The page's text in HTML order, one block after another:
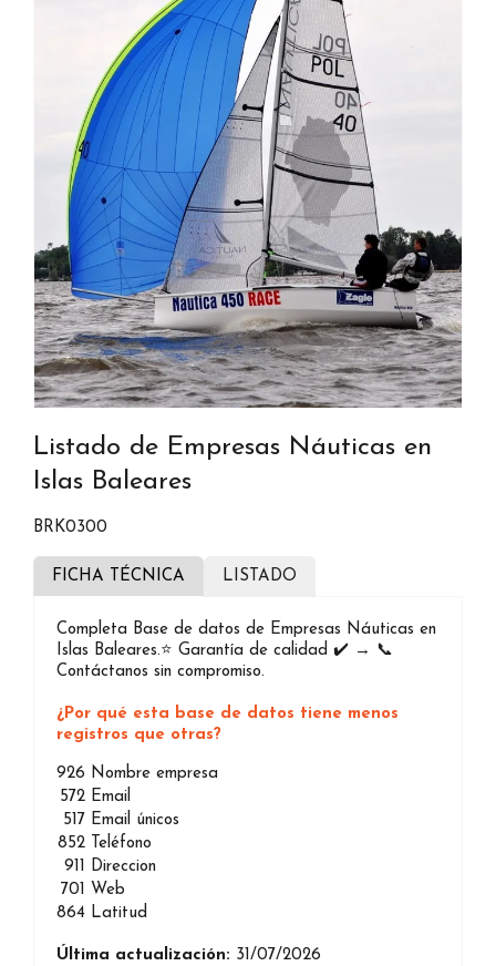
Listado de Empresas Náuticas en
Islas Baleares
BRK0300
FICHA TÉCNICA LISTADO
Completa Base de datos de Empresas Náuticas en
Islas Baleares.⭐️ Garantía de calidad ✔️ → 📞
Contáctanos sin compromiso.
¿Por qué esta base de datos tiene menos
registros que otras?
926 Nombre empresa
572 Email
517 Email únicos
852 Teléfono
911 Direccion
701 Web
864 Latitud
Última actualización: 31/07/2026